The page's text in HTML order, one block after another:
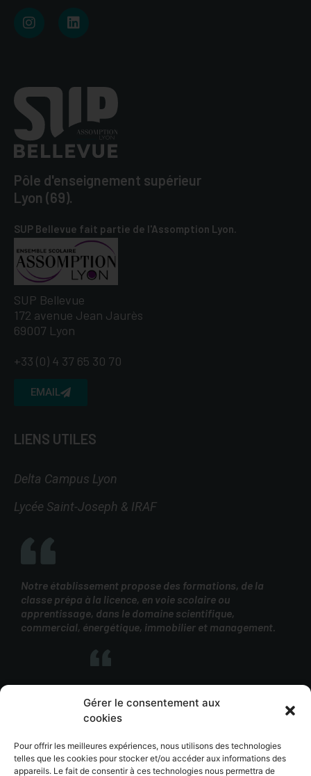
Gérer le consentement aux
cookies
Pour offrir les meilleures expériences, nous utilisons des technologies
telles que les cookies pour stocker et/ou accéder aux informations des
appareils. Le fait de consentir à ces technologies nous permettra de
Pôle d'enseignement supérieur
Lyon (69).
SUP Bellevue fait partie de l'Assomption Lyon.
SUP Bellevue
172 avenue Jean Jaurès
69007 Lyon
+33 (0) 4 37 65 30 70
EMAIL
LIENS UTILES
Delta Campus Lyon
Lycée Saint-Joseph & IRAF
Notre établissement propose des formations, de la
classe prépa à la licence, en voie scolaire ou
apprentissage, dans le domaine scientifique,
commercial, énergétique, immobilier et management.
SUP Bellevue fait partie de l’
Assomption Lyon, une des 14 unités d’enseignement
pédagogique de l’Assomption France.